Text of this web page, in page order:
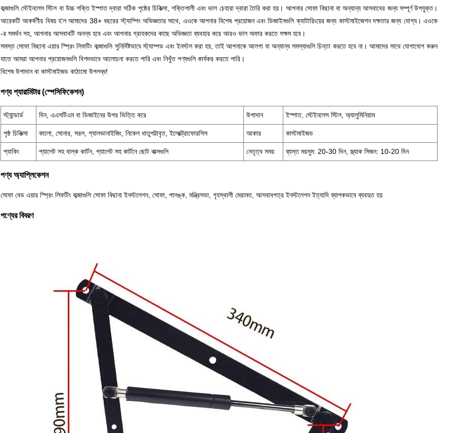
কব্জাগুলি স্টেইনলেস স্টিল বা উচ্চ শক্তি ইস্পাত দ্বারা সঠিক পৃষ্ঠের চিকিত্সা, শক্তিশালী এবং ভাল চেহারা দ্বারা তৈরি করা হয়। আপনার সোফা বিছানা বা অন্যান্য আসবাবের জন্য সম্পূর্ণ উপযুক্ত।
আরেকটি আকর্ষণীয় বিষয় হ'ল আমাদের 38+ বছরের স্ট্যাম্পিং অভিজ্ঞতার সাথে, এওকে আপনার বিশেষ প্রয়োজন এবং ডিজাইনগুলি ক্যাটারিংয়ের জন্য কাস্টমাইজেশন দক্ষতার জন্য যোগ্য। এওকে
-র সমর্থন সহ, আপনার আসবাবটি অনন্য হবে এবং আপনার গ্রাহকদের কাছে অভিজ্ঞতা ব্যবহার করে আরও ভাল অফার করতে সক্ষম হবে।
সমস্ত সোফা বিছানা এয়ার স্প্রিং লিফটিং কব্জাগুলি সুনির্দিষ্টভাবে স্ট্যাম্পড এবং ইনস্টল করা হয়, তাই আপনাকে আলগা বা অন্যান্য সমস্যাগুলি চিন্তা করতে হবে না। আমাদের সাথে যোগাযোগ করুন
যাতে আমরা আপনার প্রয়োজনগুলি বিশদভাবে আলোচনা করতে পারি এবং নিখুঁত পণ্যগুলি কার্যকর করতে পারি।
বিশেষ উপাদান বা কাস্টমাইজড কাঠামো উপলব্ধ!
পণ্য প্যারামিটার (স্পেসিফিকেশন)
স্ট্যান্ডার্ড দিন, এএসটিএম বা ডিজাইনের উপর ভিত্তি করে উপাদান ইস্পাত, স্টেইনলেস স্টিল, অ্যালুমিনিয়াম
পৃষ্ঠ চিকিত্সা কালো, সোনার, সরল, গ্যালভানাইজিং, নিকেল ধাতুপট্টাবৃত, ইলেক্ট্রোফোরসিস আকার কাস্টমাইজড
প্যাকিং প্যালেট সহ বাল্ক কার্টন, প্যালেট সহ কার্টনে ছোট বাক্সগুলি নেতৃত্ব সময় ব্যস্ত মরসুম: 20-30 দিন, স্ল্যাক সিজন: 10-20 দিন
পণ্য অ্যাপ্লিকেশন
সোফা বেড এয়ার স্প্রিং লিফটিং কব্জাগুলি সোফা বিছানা ইনস্টলেশন, সোফা, পালঙ্ক, মন্ত্রিসভা, গৃহস্থালী মেরামত, আসবাবপত্র ইনস্টলেশন ইত্যাদি ব্যাপকভাবে ব্যবহৃত হয়
পণ্যের বিবরণ